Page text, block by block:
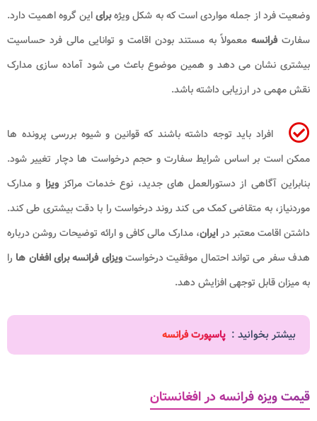
وضعیت فرد از جمله مواردی است که به شکل ویژهبرایاین گروه اهمیت دارد.
سفارتفرانسه معمولاً به مستند بودن اقامت و توانایی مالی فرد حساسیت
بیشتری نشان می دهد و همین موضوع باعث می شود آماده سازی مدارک
نقش مهمی در ارزیابی داشته باشد.
افراد باید توجه داشته باشند که قوانین و شیوه بررسی پرونده ها
ممکن است بر اساس شرایط سفارت و حجم درخواست ها دچار تغییر شود.
بنابراین آگاهی از دستورالعمل های جدید، نوع خدمات مراکزویزا و مدارک
موردنیاز، به متقاضی کمک می کند روند درخواست را با دقت بیشتری طی کند.
داشتن اقامت معتبر درایران، مدارک مالی کافی و ارائه توضیحات روشن درباره
هدف سفر می تواند احتمال موفقیت درخواستویزای فرانسه برای افغان ها را
به میزان قابل توجهی افزایش دهد.
بیشتر بخوانید : پاسپورت فرانسه
قیمت ویزه فرانسه در افغانستان